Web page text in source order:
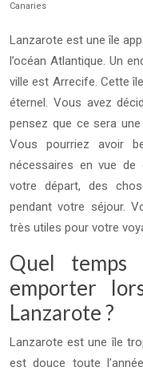
Canaries
Lanzarote est une île
l’océan Atlantique. Un
ville est Arrecife. Cette
éternel. Vous avez
pensez que ce sera
Vous pourriez avoir
nécessaires en vue
votre départ, des
pendant votre séjour.
très utiles pour votre
Quel
emporter
Lanzarote ?
Lanzarote est une île
est douce toute